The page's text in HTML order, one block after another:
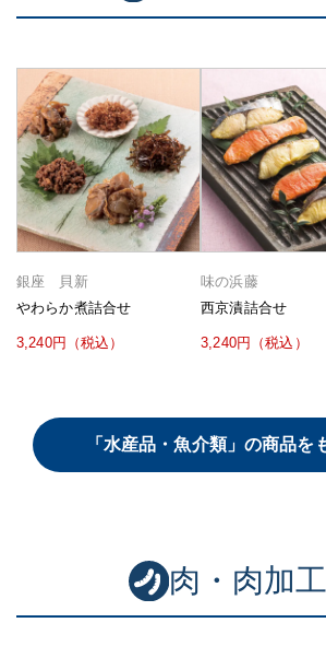
銀座 貝新
やわらか煮詰合せ
3,240円（税込）
味の浜藤
西京漬詰合せ
3,240円（税込）
「水産品・魚介類」の商品を
肉・肉加